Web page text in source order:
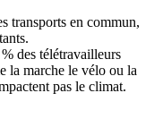
transports en commun,
des télétravailleurs
la marche le vélo ou la
pas le climat.